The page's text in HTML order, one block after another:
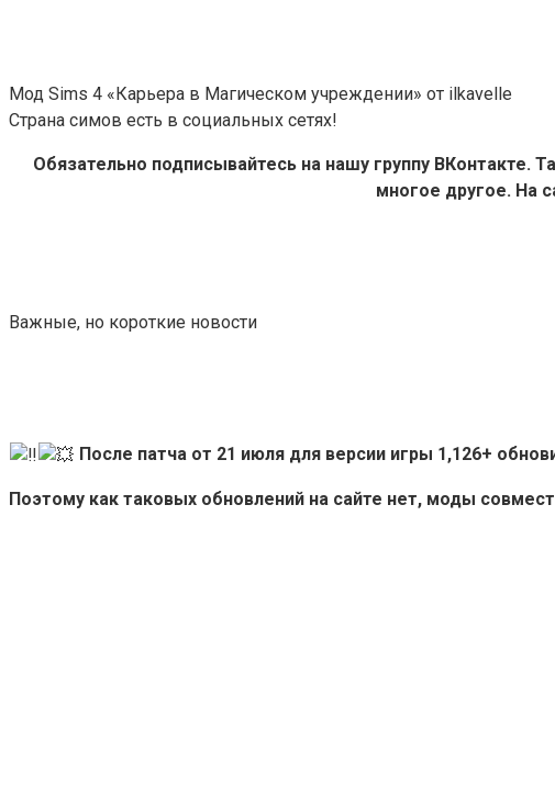
Мод Sims 4 «Карьера в Магическом учреждении» от ilkavelle
Страна симов есть в социальных сетях!
Обязательно подписывайтесь на нашу группу
многое другое. На
Важные, но короткие новости
После патча от 21 июля для версии игры 1,126+
Поэтому как таковых обновлений на сайте нет, моды